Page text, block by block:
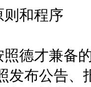
和程序
才兼备的
发布公告